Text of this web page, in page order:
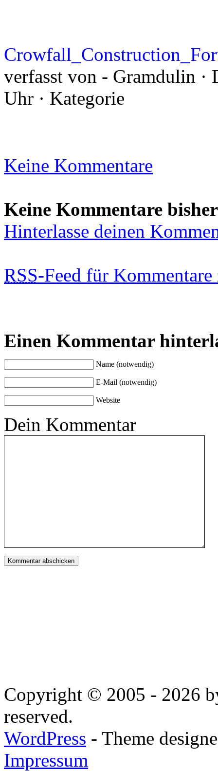
verfasst von - Gramdulin ·
Uhr · Kategorie
Keine Kommentare
Keine Kommentare bisher
Hinterlasse deinen
RSS-Feed für
Einen Kommentar
Name (notwendig)
E-Mail (notwendig)
Website
Dein Kommentar
Copyright © 2005 - 2026
reserved.
WordPress - Theme
Impressum